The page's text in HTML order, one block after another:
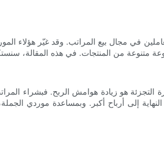
في مجال بيع المراتب. وقد غيّر هؤلاء
هو زيادة هوامش الربح. فبشراء
إلى أرباح أكبر. وبمساعدة موردي